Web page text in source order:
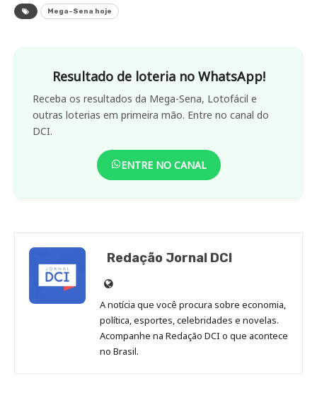
Mega-Sena hoje
Resultado de loteria no WhatsApp!
Receba os resultados da Mega-Sena, Lotofácil e
outras loterias em primeira mão. Entre no canal do
DCI.
ENTRE NO CANAL
Redação Jornal DCI
Site
de
Redação
Jornal
DCI
A notícia que você procura sobre economia,
política, esportes, celebridades e novelas.
Acompanhe na Redação DCI o que acontece
no Brasil.